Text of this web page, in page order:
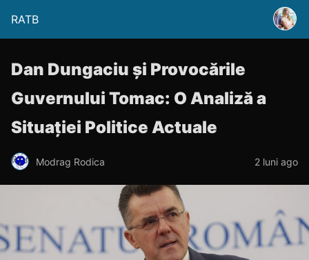
RATB
Dan Dungaciu și Provocările
Guvernului Tomac: O Analiză a
Situației Politice Actuale
Modrag Rodica 2 luni ago